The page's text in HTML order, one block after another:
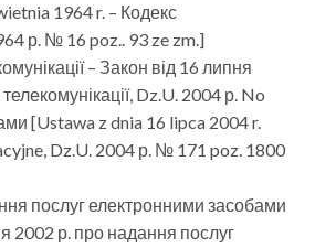
1964 r. – Кодекс
р. № 16 poz.. 93 ze zm.]
– Закон від 16 липня
Dz.U. 2004 р. No
[Ustawa z dnia 16 lipca 2004 r.
Dz.U. 2004 р. № 171 poz. 1800
послуг електронними засобами
2002 р. про надання послуг